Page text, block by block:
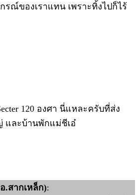
รณ์ของเราแทน เพราะทิ้งไปก็ไร้
120 องศา นี่แหละครับที่ส่ง
ละบ้านพักแม่ชีเอ๋
.สากเหล็ก):